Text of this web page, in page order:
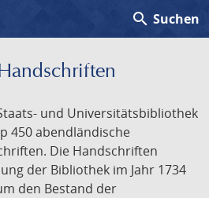
search Suchen
und Universitätsbibliothek
450 abendländische
Die Handschriften
der Bibliothek im Jahr 1734
den Bestand der